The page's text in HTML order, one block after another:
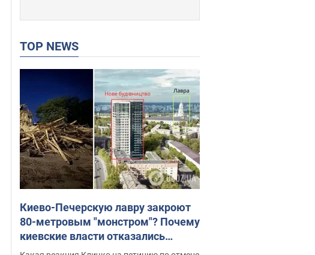
TOP NEWS
Киево-Печерскую лавру закроют
80-метровым "монстром"? Почему
киевские власти отказались
остановить строительство